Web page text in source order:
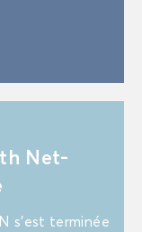
Net­
s’est ter­mi­née